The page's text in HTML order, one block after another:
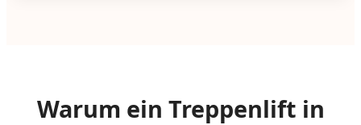
Warum ein Treppenlift in